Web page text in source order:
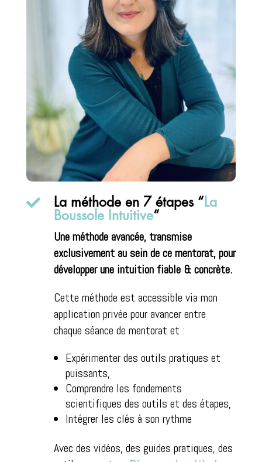
 La méthode en 7 étapes “ La
Boussole Intuitive“
Une méthode avancée, transmise
exclusivement au sein de ce mentorat, pour
développer une intuition fiable & concrète.
Cette méthode est accessible via mon
application privée pour avancer entre
chaque séance de mentorat et :
Expérimenter des outils pratiques et
puissants,
Comprendre les fondements
scientifiques des outils et des étapes,
Intégrer les clés à son rythme
Avec des vidéos, des guides pratiques, des